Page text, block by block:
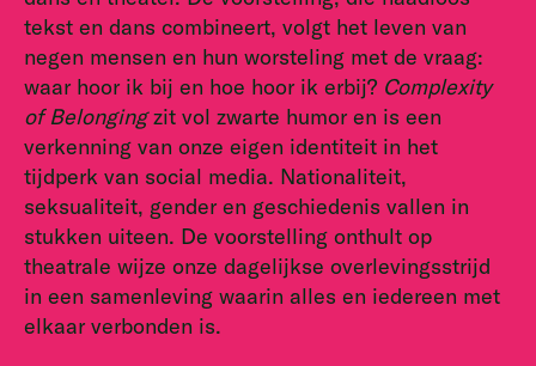
tekst en dans combineert, volgt het leven van
negen mensen en hun worsteling met de vraag:
waar hoor ik bij en hoe hoor ik erbij? Complexity
of Belongingzit vol zwarte humor en is een
verkenning van onze eigen identiteit in het
tijdperk van social media. Nationaliteit,
seksualiteit, gender en geschiedenis vallen in
stukken uiteen. De voorstelling onthult op
theatrale wijze onze dagelijkse overlevingsstrijd
in een samenleving waarin alles en iedereen met
elkaar verbonden is.